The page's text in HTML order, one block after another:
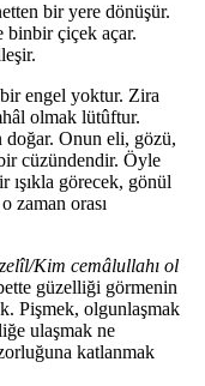
bir yere dönüşür.
binbir çiçek açar.
engel yoktur. Zira
olmak lütûftur.
Onun eli, gözü,
cüzündendir. Öyle
ışıkla görecek, gönül
zaman orası
Kim cemâlullahı ol
güzelliği görmenin
Pişmek, olgunlaşmak
ulaşmak ne
katlanmak